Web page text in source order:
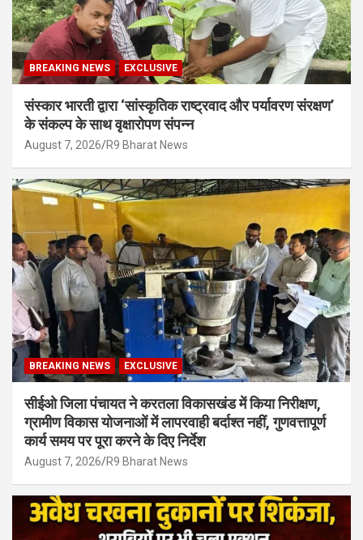
BREAKING NEWS EXCLUSIVE
संस्कार भारती द्वारा ‘सांस्कृतिक राष्ट्रवाद और पर्यावरण संरक्षण’
के संकल्प के साथ वृक्षारोपण संपन्न
August 7, 2026 R9 Bharat News
BREAKING NEWS EXCLUSIVE
सीईओ जिला पंचायत ने करतला विकासखंड में किया निरीक्षण,
ग्रामीण विकास योजनाओं में लापरवाही बर्दाश्त नहीं, गुणवत्तापूर्ण
कार्य समय पर पूरा करने के दिए निर्देश
August 7, 2026 R9 Bharat News